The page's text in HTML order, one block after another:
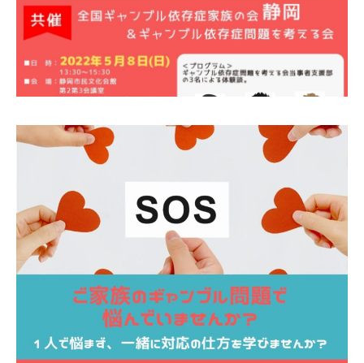
当事者支援部
子どもたちへ
メディア
広報・啓発
プレスリリース
お問い合わせ
言語選択/Select Language:English